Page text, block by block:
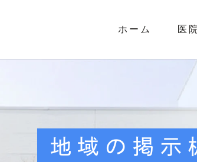
ホーム 医
地域の掲示